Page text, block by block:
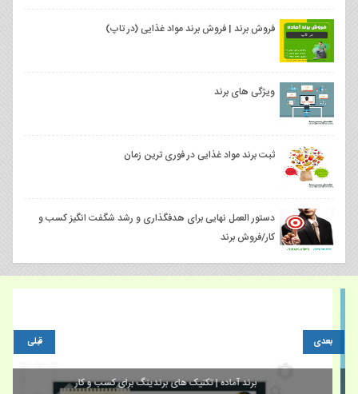
فروش برند | فروش برند مواد غذایی (در تاپ)
ویژگی های برند
ثبت برند مواد غذایی در فوری ترین زمان
دستور العمل نهایی برای هدفگذاری و رشد شگفت انگیز کسب و
کار/فروش برند
فروش برند/ برند سازی مدرن و تأثیرات آن در دنیای تجارت امروز چیست؟
قبلی بعدی